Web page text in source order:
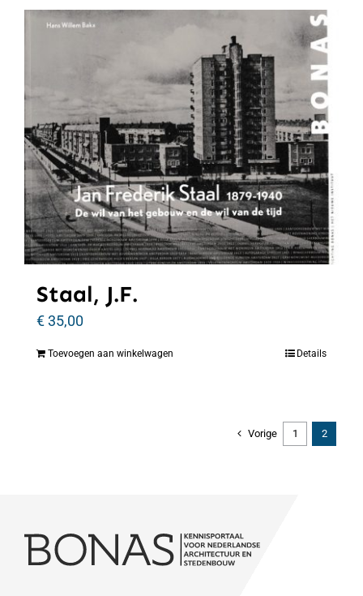
Staal, J.F.
€35,00
Toevoegen aan winkelwagen Details
Vorige 1 2